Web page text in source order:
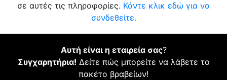
σε αυτές τις πληροφορίες. Κάντε κλικ εδώ για να
συνδεθείτε.
Αυτή είναι η εταιρεία σας?
Συγχαρητήρια! Δείτε πώς μπορείτε να λάβετε το
πακέτο βραβείων!